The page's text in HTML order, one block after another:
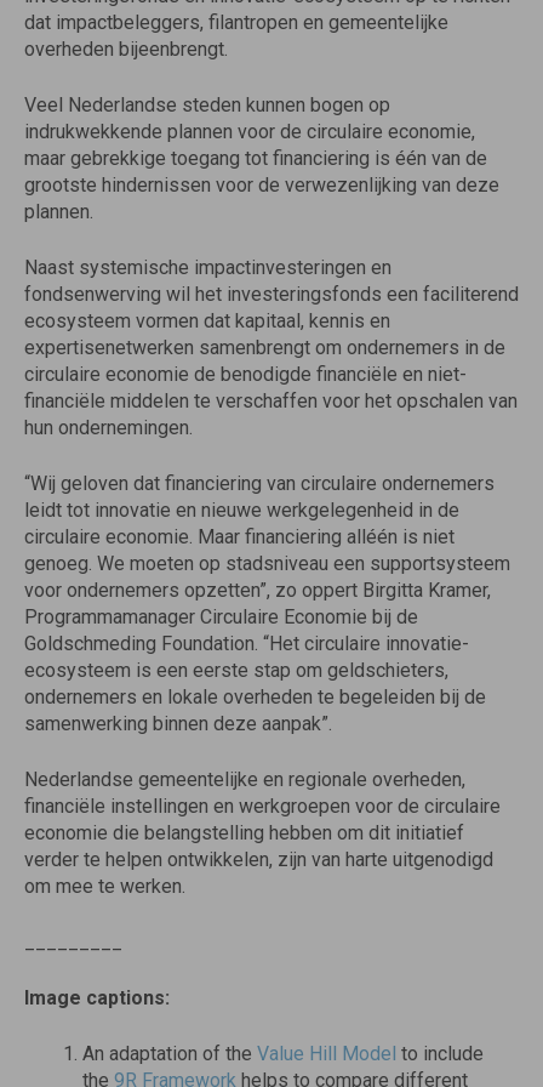
dat impactbeleggers, filantropen en gemeentelijke
overheden bijeenbrengt.
Veel Nederlandse steden kunnen bogen op
indrukwekkende plannen voor de circulaire economie,
maar gebrekkige toegang tot financiering is één van de
grootste hindernissen voor de verwezenlijking van deze
plannen.
Naast systemische impactinvesteringen en
fondsenwerving wil het investeringsfonds een faciliterend
ecosysteem vormen dat kapitaal, kennis en
expertisenetwerken samenbrengt om ondernemers in de
circulaire economie de benodigde financiële en niet-
financiële middelen te verschaffen voor het opschalen van
hun ondernemingen.
“Wij geloven dat financiering van circulaire ondernemers
leidt tot innovatie en nieuwe werkgelegenheid in de
circulaire economie. Maar financiering alléén is niet
genoeg. We moeten op stadsniveau een supportsysteem
voor ondernemers opzetten”, zo oppert Birgitta Kramer,
Programmamanager Circulaire Economie bij de
Goldschmeding Foundation. “Het circulaire innovatie-
ecosysteem is een eerste stap om geldschieters,
ondernemers en lokale overheden te begeleiden bij de
samenwerking binnen deze aanpak”.
Nederlandse gemeentelijke en regionale overheden,
financiële instellingen en werkgroepen voor de circulaire
economie die belangstelling hebben om dit initiatief
verder te helpen ontwikkelen, zijn van harte uitgenodigd
om mee te werken.
Image captions:
An adaptation of the Value Hill Model to include
the 9R Framework helps to compare different